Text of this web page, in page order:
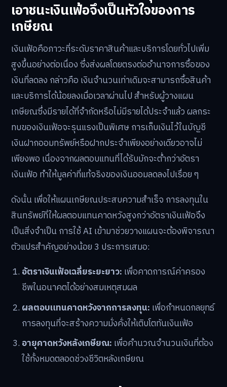
เอาชนะเงินเฟ้อจึงเป็นหัวใจของการ
เกษียณ
เงินเฟ้อคือภาวะที่ระดับราคาสินค้าและบริการโดยทั่วไปเพิ่ม
สูงขึ้นอย่างต่อเนื่อง ซึ่งส่งผลโดยตรงต่ออำนาจการซื้อของ
เงินที่ลดลง กล่าวคือ เงินจำนวนเท่าเดิมจะสามารถซื้อสินค้า
และบริการได้น้อยลงเมื่อเวลาผ่านไป สำหรับผู้วางแผน
เกษียณซึ่งมีรายได้ที่จำกัดหรือไม่มีรายได้ประจำแล้ว ผลกระ
ทบของเงินเฟ้อจะรุนแรงเป็นพิเศษ การเก็บเงินไว้ในบัญชี
เงินฝากออมทรัพย์หรือฝากประจำเพียงอย่างเดียวอาจไม่
เพียงพอ เนื่องจากผลตอบแทนที่ได้รับมักจะต่ำกว่าอัตรา
เงินเฟ้อ ทำให้มูลค่าที่แท้จริงของเงินออมลดลงไปเรื่อย ๆ
ดังนั้น เพื่อให้แผนเกษียณประสบความสำเร็จ การลงทุนใน
สินทรัพย์ที่ให้ผลตอบแทนคาดหวังสูงกว่าอัตราเงินเฟ้อจึง
เป็นสิ่งจำเป็น การใช้ AI เข้ามาช่วยวางแผนจะต้องพิจารณา
ตัวแปรสำคัญอย่างน้อย 3 ประการเสมอ:
อัตราเงินเฟ้อเฉลี่ยระยะยาว: เพื่อคาดการณ์ค่าครอง
ชีพในอนาคตได้อย่างสมเหตุสมผล
ผลตอบแทนคาดหวังจากการลงทุน: เพื่อกำหนดกลยุทธ์
การลงทุนที่จะสร้างความมั่งคั่งให้เติบโตทันเงินเฟ้อ
อายุคาดหวังหลังเกษียณ: เพื่อคำนวณจำนวนเงินที่ต้อง
ใช้ทั้งหมดตลอดช่วงชีวิตหลังเกษียณ